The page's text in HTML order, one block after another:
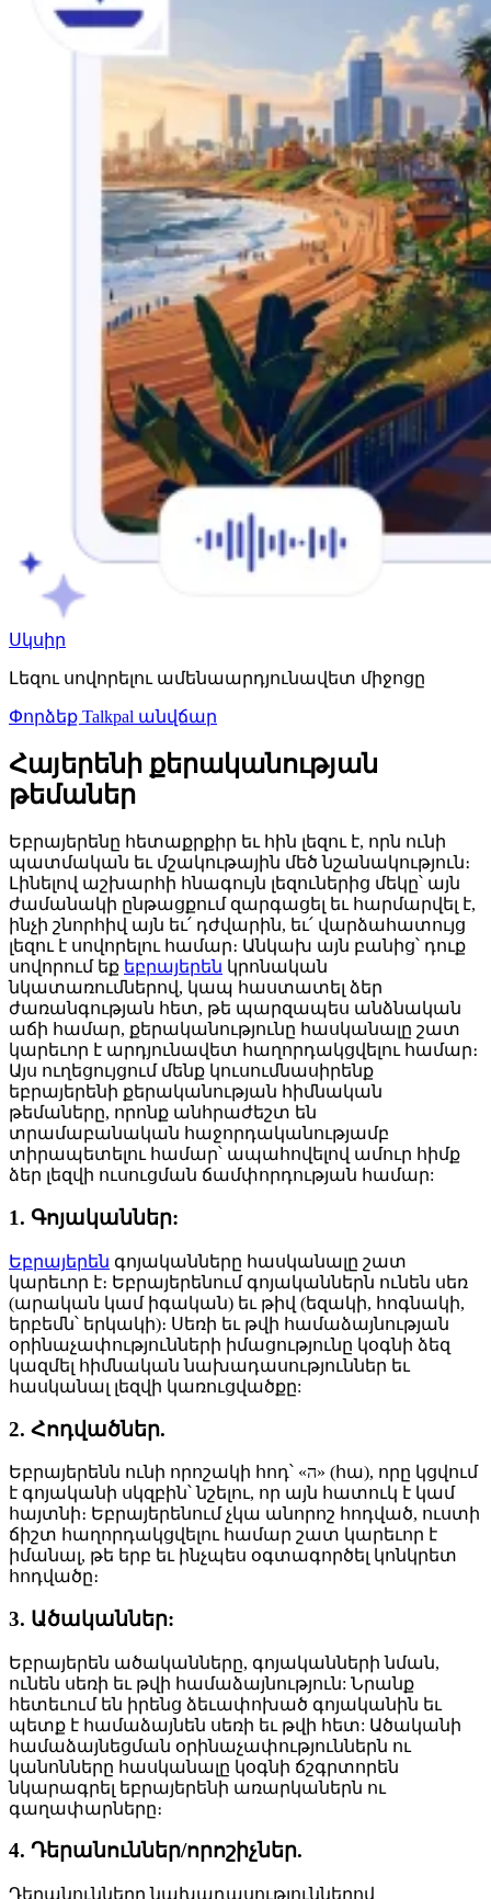
Սկսիր
Լեզու սովորելու ամենաարդյունավետ միջոցը
Փորձեք Talkpal անվճար
Հայերենի քերականության
թեմաներ
Եբրայերենը հետաքրքիր եւ հին լեզու է, որն ունի
պատմական եւ մշակութային մեծ նշանակություն։
Լինելով աշխարհի հնագույն լեզուներից մեկը՝ այն
ժամանակի ընթացքում զարգացել եւ հարմարվել է,
ինչի շնորհիվ այն եւ՛ դժվարին, եւ՛ վարձահատույց
լեզու է սովորելու համար։ Անկախ այն բանից՝ դուք
սովորում եք եբրայերեն կրոնական
նկատառումներով, կապ հաստատել ձեր
ժառանգության հետ, թե պարզապես անձնական
աճի համար, քերականությունը հասկանալը շատ
կարեւոր է արդյունավետ հաղորդակցվելու համար։
Այս ուղեցույցում մենք կուսումնասիրենք
եբրայերենի քերականության հիմնական
թեմաները, որոնք անհրաժեշտ են
տրամաբանական հաջորդականությամբ
տիրապետելու համար՝ ապահովելով ամուր հիմք
ձեր լեզվի ուսուցման ճամփորդության համար:
1. Գոյականներ:
Եբրայերեն գոյականները հասկանալը շատ
կարեւոր է։ Եբրայերենում գոյականներն ունեն սեռ
(արական կամ իգական) եւ թիվ (եզակի, հոգնակի,
երբեմն՝ երկակի)։ Սեռի եւ թվի համաձայնության
օրինաչափությունների իմացությունը կօգնի ձեզ
կազմել հիմնական նախադասություններ եւ
հասկանալ լեզվի կառուցվածքը:
2. Հոդվածներ.
Եբրայերենն ունի որոշակի հոդ՝ «ה» (հա), որը կցվում
է գոյականի սկզբին՝ նշելու, որ այն հատուկ է կամ
հայտնի։ Եբրայերենում չկա անորոշ հոդված, ուստի
ճիշտ հաղորդակցվելու համար շատ կարեւոր է
իմանալ, թե երբ եւ ինչպես օգտագործել կոնկրետ
հոդվածը։
3. Ածականներ:
Եբրայերեն ածականները, գոյականների նման,
ունեն սեռի եւ թվի համաձայնություն: Նրանք
հետեւում են իրենց ձեւափոխած գոյականին եւ
պետք է համաձայնեն սեռի եւ թվի հետ: Ածականի
համաձայնեցման օրինաչափություններն ու
կանոնները հասկանալը կօգնի ճշգրտորեն
նկարագրել եբրայերենի առարկաներն ու
գաղափարները։
4. Դերանուններ/որոշիչներ.
Դերանունները նախադասություններով